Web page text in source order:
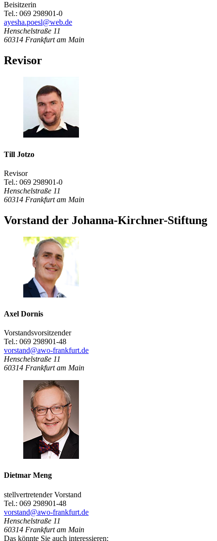
Beisitzerin
Tel.: 069 298901-0
ayesha.poesl@web.de
Henschelstraße 11
60314 Frankfurt am Main
Revisor
Till Jotzo
Revisor
Tel.: 069 298901-0
Henschelstraße 11
60314 Frankfurt am Main
Vorstand der Johanna-Kirchner-Stiftung
Axel Dornis
Vorstandsvorsitzender
Tel.: 069 298901-48
vorstand@awo-frankfurt.de
Henschelstraße 11
60314 Frankfurt am Main
Dietmar Meng
stellvertretender Vorstand
Tel.: 069 298901-48
vorstand@awo-frankfurt.de
Henschelstraße 11
60314 Frankfurt am Main
Das könnte Sie auch interessieren: